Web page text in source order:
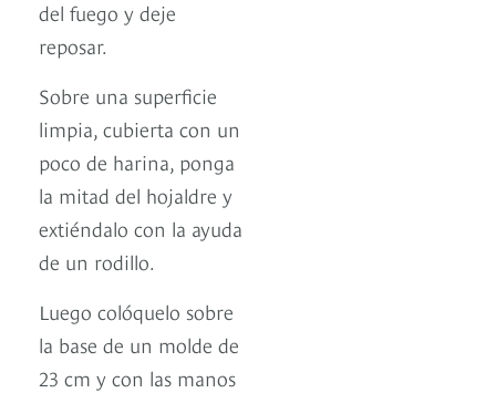
del fuego y deje
reposar.
Sobre una superficie
limpia, cubierta con un
poco de harina, ponga
la mitad del hojaldre y
extiéndalo con la ayuda
de un rodillo.
Luego colóquelo sobre
la base de un molde de
23 cm y con las manos